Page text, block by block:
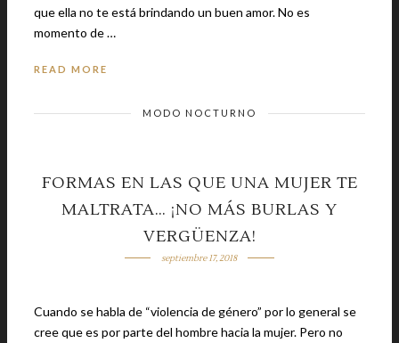
que ella no te está brindando un buen amor. No es
momento de …
READ MORE
MODO NOCTURNO
FORMAS EN LAS QUE UNA MUJER TE
MALTRATA… ¡NO MÁS BURLAS Y
VERGÜENZA!
septiembre 17, 2018
Cuando se habla de “violencia de género” por lo general se
cree que es por parte del hombre hacia la mujer. Pero no